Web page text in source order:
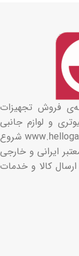
خود را از سال ۱۳۹۹ در زمینه‌ی فروش تجهیزات
و لوازم جانبی
مربوطه به صورت آنلاین از طریق وبسایت www.hellogames.ir شروع
ایرانی و خارجی
کالا و خدمات